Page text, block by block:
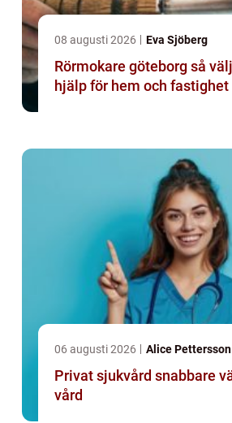
08 augusti 2026 Eva Sjöberg
Rörmokare göteborg så väljer du rätt
hjälp för hem och fastighet
06 augusti 2026 Alice Pettersson
Privat sjukvård snabbare vägar till rätt
vård